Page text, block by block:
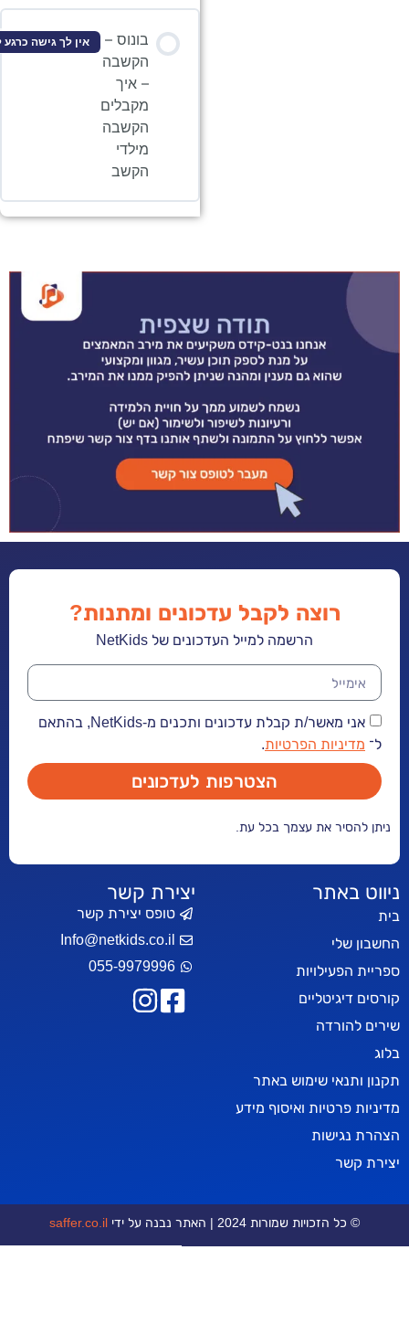
בונוס –
הקשבה
אין לך גישה כרגע לתוכן זה
באתר
שלי
שימוש באתר
פרטיות ואיסוף מידע
רוצה לקבל עדכונים ומתנות?
הרשמה למייל העדכונים של NetKids
אני מאשר/ת קבלת עדכונים ותכנים מ-NetKids, בהתאם
הפרטיות .
הצטרפות לעדכונים
את עצמך בכל עת.
יצירת קשר
טופס יצירת קשר
Info@netkids.co.il
055-9979996
כל הזכויות שמורות 2024 | האתר נבנה על ידי saffer.co.il